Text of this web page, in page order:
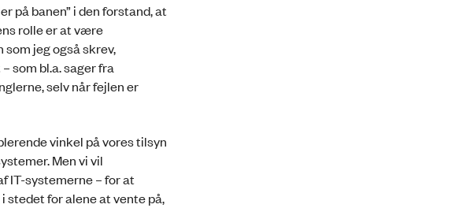
på banen” i den forstand, at
rolle er at være
jeg også skrev,
som bl.a. sager fra
selv når fejlen er
vinkel på vores tilsyn
Men vi vil
IT-systemerne – for at
stedet for alene at vente på,